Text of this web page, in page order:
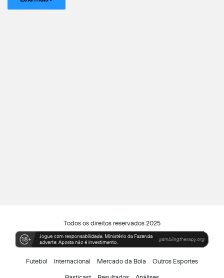
Todos os direitos reservados 2025
Futebol Internacional Mercado da Bola Outros Esportes